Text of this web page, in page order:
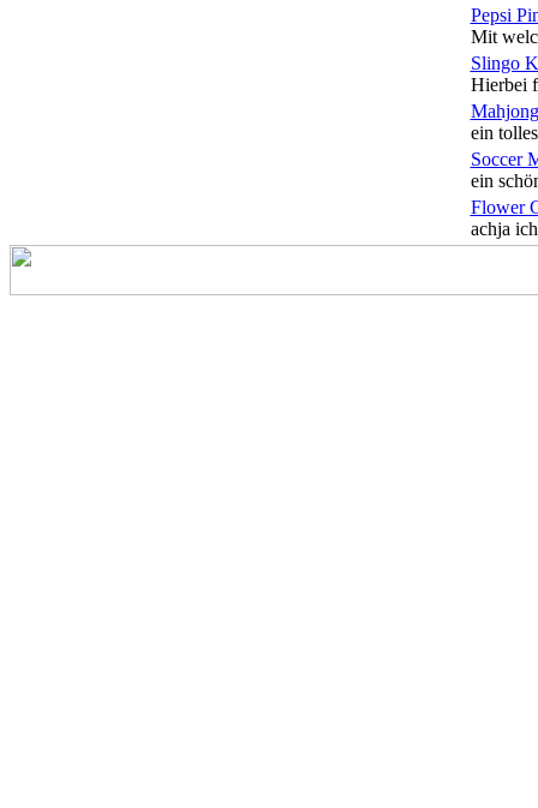
Pepsi
Mit
Slingo
Hierbei
ein
Soccer
ein
Flower
achja